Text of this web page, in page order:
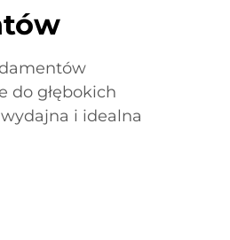
do głębokich
i idealna